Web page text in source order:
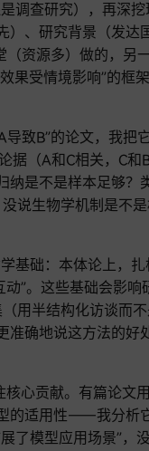
调查研究），再深
、研究背景（发达
资源多）做的，另
果受情境影响”的框
致B”的论文，我把
据（A和C相关，C和
是不是样本足够？
说生物学机制是不
基础：本体论上，
”。这些基础会影
用半结构化访谈而
确地说这方法的好
心贡献。有篇论文
的适用性——我分析
了模型应用场景”，没